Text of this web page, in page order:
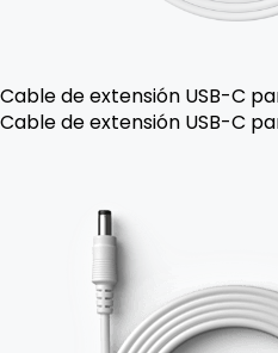
Cable de extensión USB-C
Cable de extensión USB-C